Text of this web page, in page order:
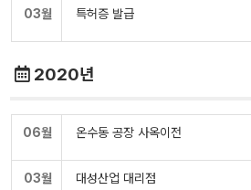
03월 특허증 발급
2020년
06월 온수동 공장 사옥이전
03월 대성산업 대리점